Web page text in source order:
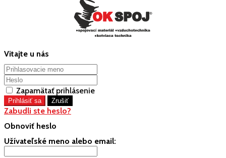
Vitajte u nás
Zapamätať prihlásenie
Zabudli ste heslo?
Obnoviť heslo
Užívateľské meno alebo email: